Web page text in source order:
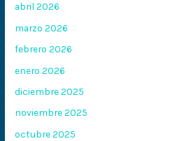
abril 2026
marzo 2026
febrero 2026
enero 2026
diciembre 2025
noviembre 2025
octubre 2025